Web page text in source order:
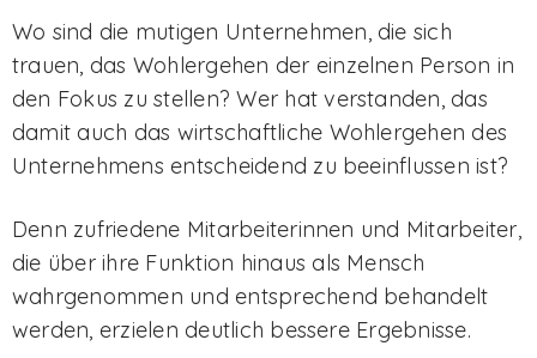
Wo sind die mutigen Unternehmen, die sich
trauen, das Wohlergehen der einzelnen Person in
den Fokus zu stellen? Wer hat verstanden, das
damit auch das wirtschaftliche Wohlergehen des
Unternehmens entscheidend zu beeinflussen ist?
Denn zufriedene Mitarbeiterinnen und Mitarbeiter,
die über ihre Funktion hinaus als Mensch
wahrgenommen und entsprechend behandelt
werden, erzielen deutlich bessere Ergebnisse.